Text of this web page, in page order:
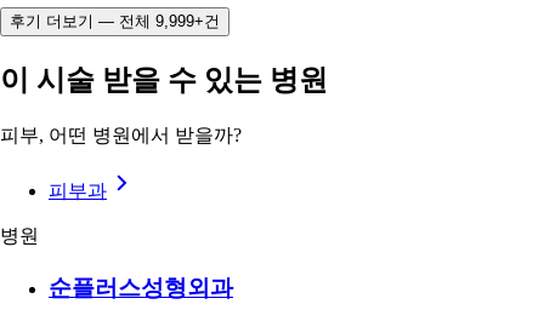
후기 더보기 — 전체 9,999+건
이 시술 받을 수 있는 병원
피부, 어떤 병원에서 받을까?
피부과
병원
순플러스성형외과